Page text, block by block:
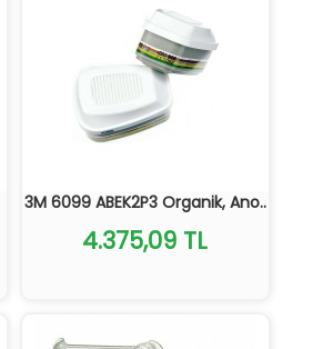
3M 6099 ABEK2P3 Organik, Ano..
4.375,09 TL